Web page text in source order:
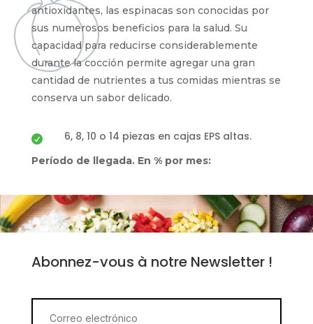
antioxidantes, las espinacas son conocidas por
sus numerosos beneficios para la salud. Su
capacidad para reducirse considerablemente
durante la cocción permite agregar una gran
cantidad de nutrientes a tus comidas mientras se
conserva un sabor delicado.
 6, 8, 10 o 14 piezas en cajas EPS altas.
Período de llegada. En % por mes:
Abonnez-vous à notre Newsletter !